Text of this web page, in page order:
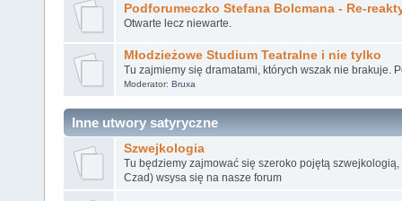
Podforumeczko Stefana Bolcmana - Re-
Otwarte lecz niewarte.
Młodzieżowe Studium Teatralne i nie tylko
Tu zajmiemy się dramatami, których wszak nie brakuje.
Moderator: Bruxa
Inne utwory satyryczne
Szwejkologia
Tu będziemy zajmować się szeroko pojętą szwejkologią,
Czad) wsysa się na nasze forum